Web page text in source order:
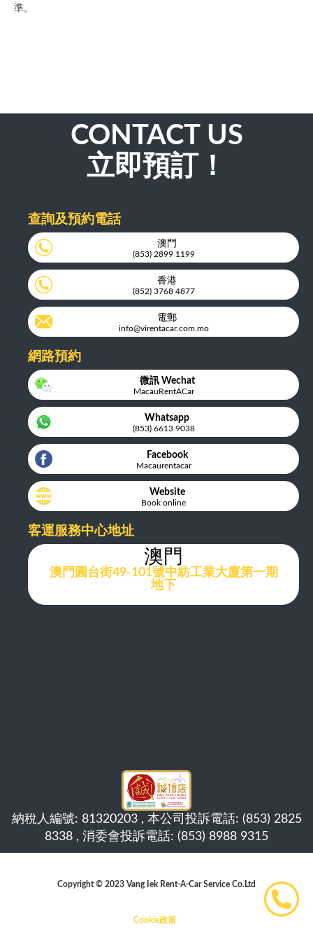
準。
CONTACT US
立即預訂！
查詢及預約電話
澳門
(853) 2899 1199
香港
(852) 3768 4877
電郵
info@virentacar.com.mo
網路預約
微訊 Wechat
MacauRentACar
Whatsapp
(853) 6613 9038
Facebook
Macaurentacar
Website
Book online
客運服務中心地址
澳門
澳門圓台街49-101號中紡工業大廈第一期
地下
納稅人編號: 81320203 , 本公司投訴電話: (853) 2825
8338 , 消委會投訴電話: (853) 8988 9315
Copyright © 2023 Vang Iek Rent-A-Car Service Co.Ltd
Cookie政策